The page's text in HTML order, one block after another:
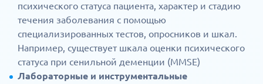
психического статуса пациента, характер и стадию
течения заболевания с помощью
специализированных тестов, опросников и шкал.
Например, существует шкала оценки психического
статуса при сенильной деменции (MMSE)
Лабораторные и инструментальные